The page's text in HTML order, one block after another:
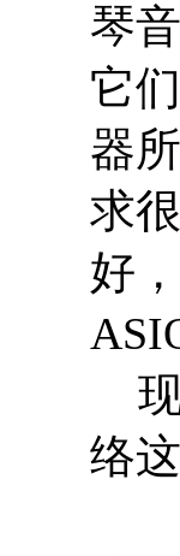
琴
它
器
求
好
现
络
软